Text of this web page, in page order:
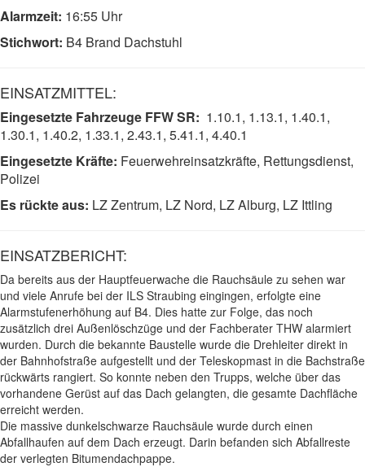
Alarmzeit: 16:55 Uhr
Stichwort: B4 Brand Dachstuhl
EINSATZMITTEL:
Eingesetzte Fahrzeuge FFW SR: 1.10.1, 1.13.1, 1.40.1,
1.30.1, 1.40.2, 1.33.1, 2.43.1, 5.41.1, 4.40.1
Eingesetzte Kräfte: Feuerwehreinsatzkräfte, Rettungsdienst,
Polizei
Es rückte aus: LZ Zentrum, LZ Nord, LZ Alburg, LZ Ittling
EINSATZBERICHT:
Da bereits aus der Hauptfeuerwache die Rauchsäule zu sehen war
und viele Anrufe bei der ILS Straubing eingingen, erfolgte eine
Alarmstufenerhöhung auf B4. Dies hatte zur Folge, das noch
zusätzlich drei Außenlöschzüge und der Fachberater THW alarmiert
wurden. Durch die bekannte Baustelle wurde die Drehleiter direkt in
der Bahnhofstraße aufgestellt und der Teleskopmast in die Bachstraße
rückwärts rangiert. So konnte neben den Trupps, welche über das
vorhandene Gerüst auf das Dach gelangten, die gesamte Dachfläche
erreicht werden.
Die massive dunkelschwarze Rauchsäule wurde durch einen
Abfallhaufen auf dem Dach erzeugt. Darin befanden sich Abfallreste
der verlegten Bitumendachpappe.